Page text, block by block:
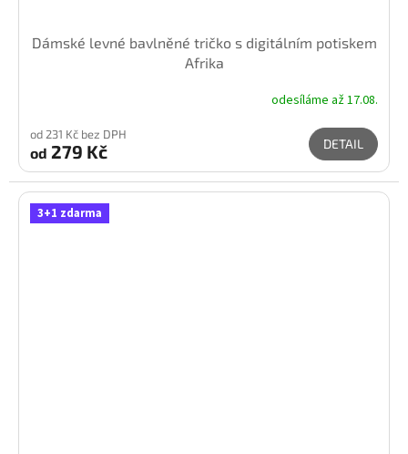
Dámské levné bavlněné tričko s digitálním potiskem
Afrika
odesíláme až 17.08.
od 231 Kč bez DPH
od 279 Kč DETAIL
3+1 zdarma